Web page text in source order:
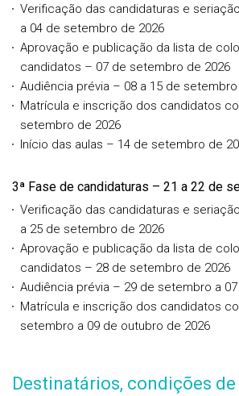
Verificação das candidaturas e
a 04 de setembro de 2026
Aprovação e publicação da lista de
candidatos – 07 de setembro de 2026
Audiência prévia – 08 a 15 de
Matrícula e inscrição dos candidatos
setembro de 2026
Início das aulas – 14 de setembro de
3ª Fase de candidaturas – 21 a 22 de
Verificação das candidaturas e
a 25 de setembro de 2026
Aprovação e publicação da lista de
candidatos – 28 de setembro de 2026
Audiência prévia – 29 de setembro a
Matrícula e inscrição dos candidatos
setembro a 09 de outubro de 2026
Destinatários, condições de